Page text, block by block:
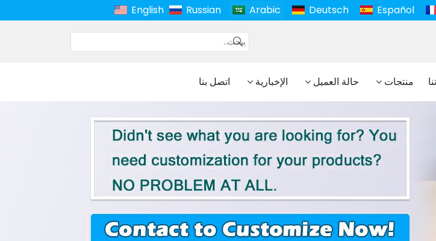
English Russian Arabic Deutsch Español
منتجات حالة العميل الإخبارية اتصل بنا